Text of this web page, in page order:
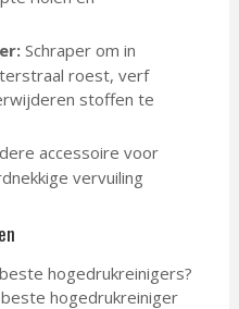
Schraper om in
roest, verf
stoffen te
accessoire voor
vervuiling
hogedrukreinigers?
hogedrukreiniger